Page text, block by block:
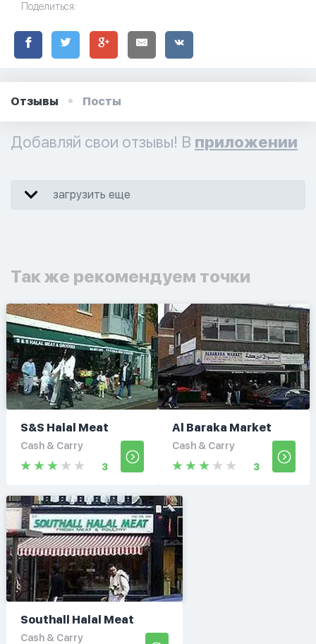
Поделиться:
Отзывы Посты
Добавляй свои отзывы! В приложении
загрузить еще
Так же рекомендуем точки
S&S Halal Meat
Cash & Carry
3
Al Baraka Market
Cash & Carry
3
Southall Halal Meat
Cash & Carry